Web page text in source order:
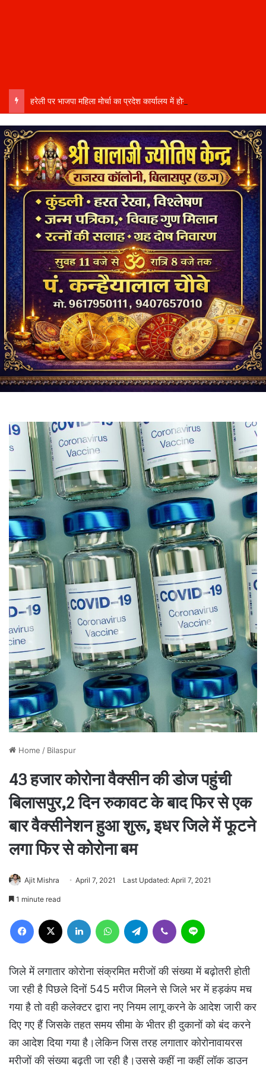
Home / Bilaspur
43 हजार कोरोना वैक्सीन की डोज पहुंची
बिलासपुर,2 दिन रुकावट के बाद फिर से एक
बार वैक्सीनेशन हुआ शुरू, इधर जिले में फूटने
लगा फिर से कोरोना बम
Ajit Mishra April 7, 2021 Last Updated: April 7, 2021
1 minute read
Facebook LinkedIn WhatsAppTelegram Viber
जिले में लगातार कोरोना संक्रमित मरीजों की संख्या में बढ़ोतरी होती
जा रही है पिछले दिनों 545 मरीज मिलने से जिले भर में हड़कंप मच
गया है तो वही कलेक्टर द्वारा नए नियम लागू करने के आदेश जारी कर
दिए गए हैं जिसके तहत समय सीमा के भीतर ही दुकानों को बंद करने
का आदेश दिया गया है।लेकिन जिस तरह लगातार कोरोनावायरस
मरीजों की संख्या बढ़ती जा रही है।उससे कहीं ना कहीं लॉक डाउन